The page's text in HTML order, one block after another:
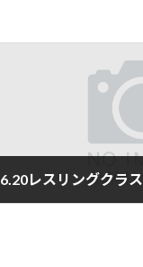
6.20レスリングクラス